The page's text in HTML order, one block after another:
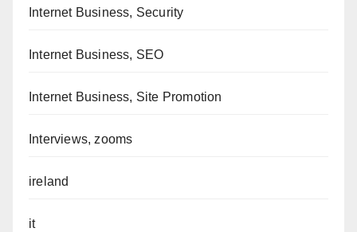
Internet Business, Security
Internet Business, SEO
Internet Business, Site Promotion
Interviews, zooms
ireland
it